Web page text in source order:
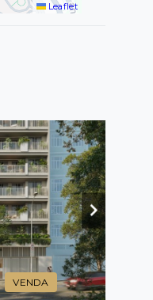
Leaflet
VENDA